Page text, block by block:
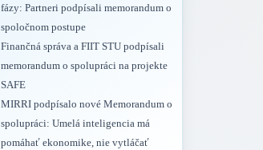
fázy: Partneri podpísali memorandum o
spoločnom postupe
Finančná správa a FIIT STU podpísali
memorandum o spolupráci na projekte
SAFE
MIRRI podpísalo nové Memorandum o
spolupráci: Umelá inteligencia má
pomáhať ekonomike, nie vytláčať